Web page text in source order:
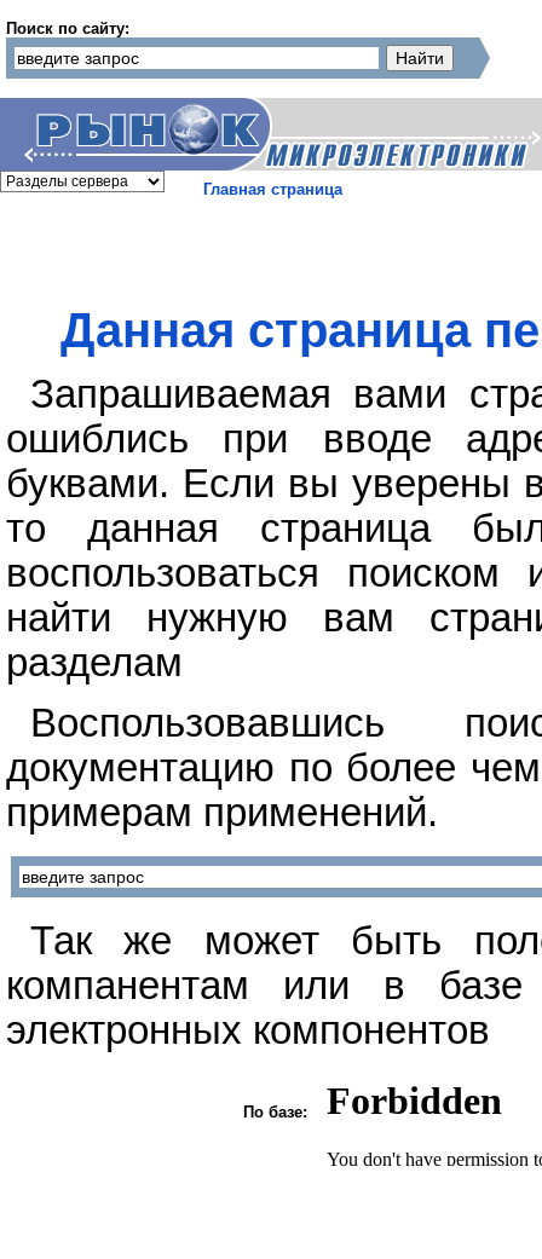
Поиск по сайту:
Главная страница
Данная страница
Запрашиваемая вами
ошиблись при вводе
буквами. Если вы уверены
то данная страница
воспользоваться поиском
найти нужную вам
разделам
Воспользовавшись
документацию по более
примерам применений.
Так же может быть
компанентам или в базе
электронных компонентов
По базе: